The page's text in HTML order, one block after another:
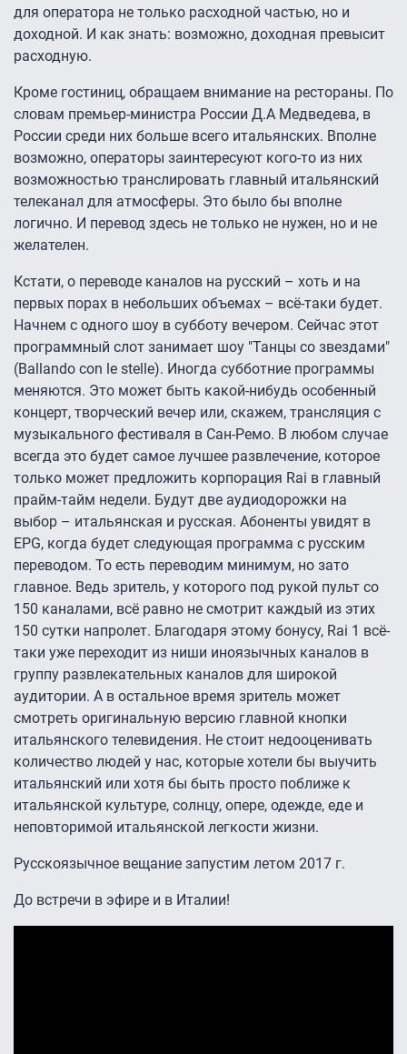
для оператора не только расходной частью, но и
доходной. И как знать: возможно, доходная превысит
расходную.
Кроме гостиниц, обращаем внимание на рестораны. По
словам премьер-министра России Д.А Медведева, в
России среди них больше всего итальянских. Вполне
возможно, операторы заинтересуют кого-то из них
возможностью транслировать главный итальянский
телеканал для атмосферы. Это было бы вполне
логично. И перевод здесь не только не нужен, но и не
желателен.
Кстати, о переводе каналов на русский – хоть и на
первых порах в небольших объемах – всё-таки будет.
Начнем с одного шоу в субботу вечером. Сейчас этот
программный слот занимает шоу "Танцы со звездами"
(Ballando con le stelle). Иногда субботние программы
меняются. Это может быть какой-нибудь особенный
концерт, творческий вечер или, скажем, трансляция с
музыкального фестиваля в Сан-Ремо. В любом случае
всегда это будет самое лучшее развлечение, которое
только может предложить корпорация Rai в главный
прайм-тайм недели. Будут две аудиодорожки на
выбор – итальянская и русская. Абоненты увидят в
EPG, когда будет следующая программа с русским
переводом. То есть переводим минимум, но зато
главное. Ведь зритель, у которого под рукой пульт со
150 каналами, всё равно не смотрит каждый из этих
150 сутки напролет. Благодаря этому бонусу, Rai 1 всё-
таки уже переходит из ниши иноязычных каналов в
группу развлекательных каналов для широкой
аудитории. А в остальное время зритель может
смотреть оригинальную версию главной кнопки
итальянского телевидения. Не стоит недооценивать
количество людей у нас, которые хотели бы выучить
итальянский или хотя бы быть просто поближе к
итальянской культуре, солнцу, опере, одежде, еде и
неповторимой итальянской легкости жизни.
Русскоязычное вещание запустим летом 2017 г.
До встречи в эфире и в Италии!